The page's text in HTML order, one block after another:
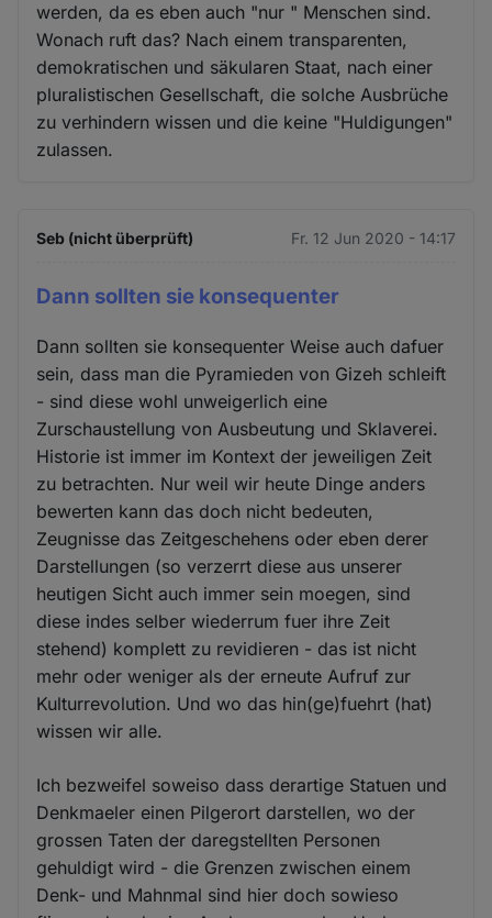
werden, da es eben auch "nur " Menschen sind.
Wonach ruft das? Nach einem transparenten,
demokratischen und säkularen Staat, nach einer
pluralistischen Gesellschaft, die solche Ausbrüche
zu verhindern wissen und die keine "Huldigungen"
zulassen.
Seb (nicht überprüft) Fr. 12 Jun 2020 - 14:17
Dann sollten sie konsequenter
Dann sollten sie konsequenter Weise auch dafuer
sein, dass man die Pyramieden von Gizeh schleift
- sind diese wohl unweigerlich eine
Zurschaustellung von Ausbeutung und Sklaverei.
Historie ist immer im Kontext der jeweiligen Zeit
zu betrachten. Nur weil wir heute Dinge anders
bewerten kann das doch nicht bedeuten,
Zeugnisse das Zeitgeschehens oder eben derer
Darstellungen (so verzerrt diese aus unserer
heutigen Sicht auch immer sein moegen, sind
diese indes selber wiederrum fuer ihre Zeit
stehend) komplett zu revidieren - das ist nicht
mehr oder weniger als der erneute Aufruf zur
Kulturrevolution. Und wo das hin(ge)fuehrt (hat)
wissen wir alle.
Ich bezweifel soweiso dass derartige Statuen und
Denkmaeler einen Pilgerort darstellen, wo der
grossen Taten der daregstellten Personen
gehuldigt wird - die Grenzen zwischen einem
Denk- und Mahnmal sind hier doch sowieso